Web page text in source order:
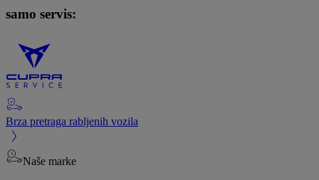
samo servis:
Brza pretraga rabljenih vozila
Naše marke